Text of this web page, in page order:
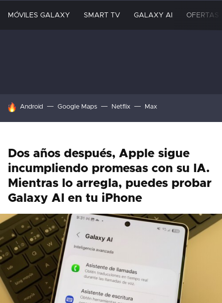
MÓVILES GALAXY SMART TV GALAXY AI OFERTAS
HOY SE HABLA DE
Android Google Maps Netflix Max
Dos años después, Apple sigue
incumpliendo promesas con su IA.
Mientras lo arregla, puedes probar
Galaxy AI en tu iPhone